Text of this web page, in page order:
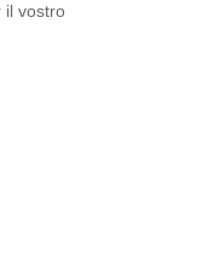
il vostro